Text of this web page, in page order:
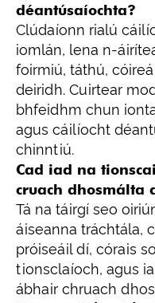
déantúsaíochta?
Clúdaíonn rialú
iomlán, lena n-
foirmiú, táthú,
deiridh. Cuirtear
bhfeidhm chun
agus cáilíocht
chinntiú.
Cad iad na
cruach dhosmálta
Tá na táirgí seo
áiseanna tráchtála,
próiseáil dí, córais
tionsclaíoch, agus
ábhair chruach